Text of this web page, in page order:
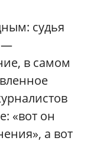
судья
—
в самом
«вот он
а вот